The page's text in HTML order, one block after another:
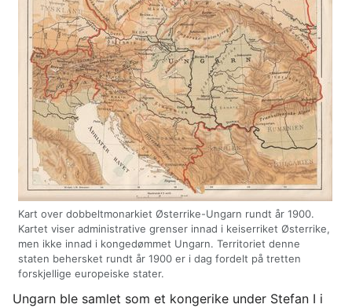
Kart over dobbeltmonarkiet Østerrike-Ungarn rundt år 1900.
Kartet viser administrative grenser innad i keiserriket Østerrike,
men ikke innad i kongedømmet Ungarn. Territoriet denne
staten behersket rundt år 1900 er i dag fordelt på tretten
forskjellige europeiske stater.
Ungarn ble samlet som et kongerike under Stefan I i